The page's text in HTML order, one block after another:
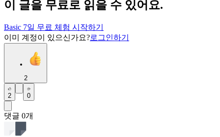
이 글을 무료로 읽을 수 있어요.
Basic 7일 무료 체험 시작하기
이미 계정이 있으신가요?로그인하기
2
2 0
댓글 0개